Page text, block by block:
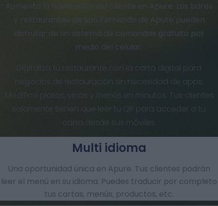
Aumenta la fidelización del cliente en Apure. Los bares
y restaurantes de San Fernando de Apure pueden
disfrutar de un sistema de comandas gratuito por
medio del celular.
Digitaliza tu restaurante con la carta digital para
negocios de restauración sin necesidad de apps.
Modifica platos, vinos y menús en minutos. Tus clientes
solamente tienen que leer tu QR para acceder a tu
carta desde sus móviles.
Una oportunidad única en Apure. Tus clientes podrán
leer el menú en su idioma. Puedes traducir por completo
tus cartas, menús, productos, etc.
Multi idioma